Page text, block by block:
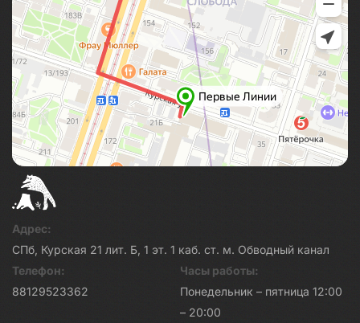
Адрес:
СПб, Курская 21 лит. Б, 1 эт. 1 каб. ст. м. Обводный канал
Телефон:
88129523362
Часы работы:
Понедельник – пятница 12:00
– 20:00